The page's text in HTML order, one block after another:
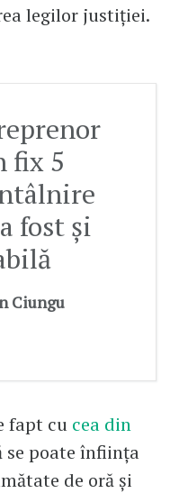
legilor justiţiei.
fix 5
fost și
Ciungu
fapt cu cea din
se poate înființa
de oră şi